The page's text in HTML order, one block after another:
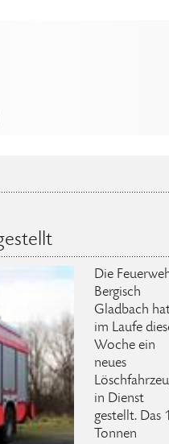
Die
Bergisch
Gladbach
im Laufe
Woche ein
neues
in Dienst
gestellt. Das
Tonnen